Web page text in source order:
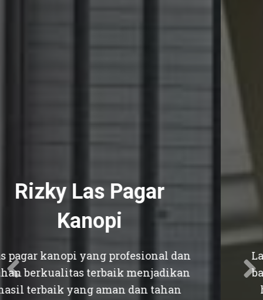
Rizky Las Pagar
Kanopi
Las pagar kanopi yang profesional dan
bahan berkualitas terbaik menjadikan
hasil terbaik yang aman dan tahan